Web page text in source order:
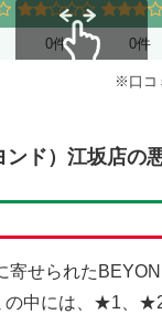
0件 0件
スクロールできます※口コ
ド）江坂店の
寄せられた
の中には、★1、